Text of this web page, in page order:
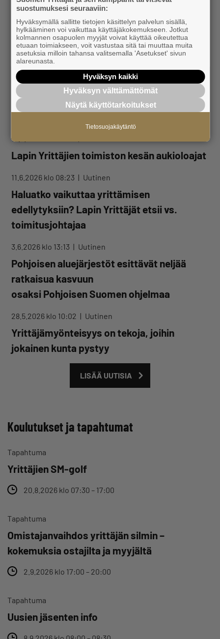
byrokratia kuormittaa myös Lapissa
3.7.2026 klo 09:18 Uutinen
Lapin Yrittäjät kannattaa koulujen
kesälomien siirtämistä myöhemmäksi
18.6.2026 klo 09:09 Uutinen
Toimiva vuoropuhelu kunnan ja yrittäjien
välillä tukee kasvua Inarissa
16.6.2026 klo 09:12
Lapin Yrittäjien toimiston kesän aukioloajat
11.6.2026 klo 08:23 Uutinen
Haluatko vaikuttaa yrittämisen
edellytyksiin? Lapin Yrittäjät etsii vs.
toimitusjohtajaa
3.6.2026 klo 13:13 Uutinen
Pohjoisen aluejärjestöt esittävät neljää
ratkaisua kasvuun
osaksi Pohjoisen Suomen ohjelmaa
28.5.2026 klo 10:02 Uutinen
Yrittäjämyönteisyys on tekoja, joihin
jokainen kunta pystyy
LISÄÄ UUTISIA
Koulutukset ja tapahtumat
Tapahtuma
Yrittäjien SM-golf
20.8.2026 klo 07:30 – 17:00
Tapahtuma
Omistajanvaihdos yrittäjän silmin –
kokemuksia ostajilta ja myyjältä
2.9.2026 klo 17:00 – 20:00
Tapahtuma
Uusien jäsenten info
suostumuksesi seuraaviin:
Hyväksymällä sallitte tietojen käsittelyn palvelun sisällä,
hylkääminen voi vaikuttaa käyttäjäkokemukseen. Jotkut
kolmannen osapuolen myyjät voivat käyttää oikeutettua
etuaan toimiakseen, voit vastustaa sitä tai muuttaa muita
asetuksia milloin tahansa valitsemalla 'Asetukset' sivun
alareunasta.
Hyväksyn kaikki
Hyväksyn välttämättömät
Näytä käyttötarkoitukset
Tietosuojakäytäntö